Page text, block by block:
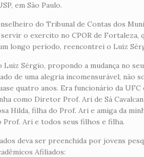
em São Paulo.
do Tribunal de Contas dos
o exercito no CPOR de Fortaleza,
longo período, reencontrei o Luiz
Sérgio, propondo a mudança no
de uma alegria incomensurável, não
quatro anos. Era funcionário da
como Diretor Prof. Ari de Sá
filha do Prof. Ari e amiga da
Prof. Ari e todos seus filhos e filha.
deva ser preenchida por jovens
Afiliados: